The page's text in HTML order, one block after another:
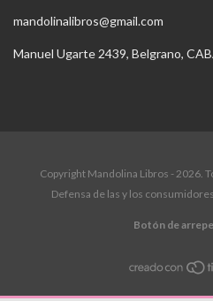
mandolinalibros@gmail.com
Manuel Ugarte 2439, Belgrano,
Copyright Mandolina Libros - 2026.
Defensa de las y los
Botón de